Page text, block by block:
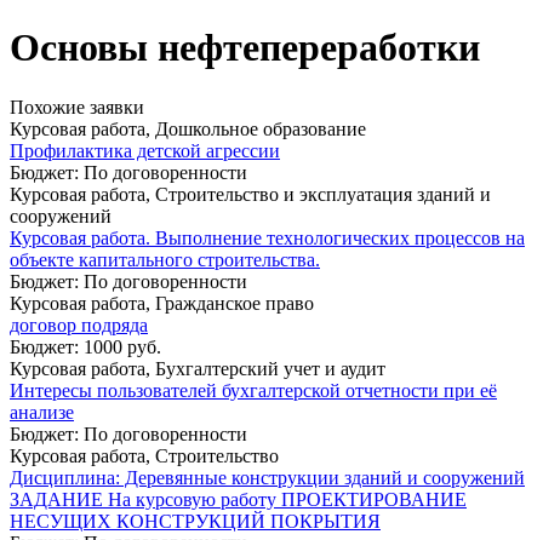
Основы нефтепереработки
Похожие заявки
Курсовая работа, Дошкольное образование
Профилактика детской агрессии
Бюджет: По договоренности
Курсовая работа, Строительство и эксплуатация зданий и
сооружений
Курсовая работа. Выполнение технологических процессов на
объекте капитального строительства.
Бюджет: По договоренности
Курсовая работа, Гражданское право
договор подряда
Бюджет: 1000 руб.
Курсовая работа, Бухгалтерский учет и аудит
Интересы пользователей бухгалтерской отчетности при её
анализе
Бюджет: По договоренности
Курсовая работа, Строительство
Дисциплина: Деревянные конструкции зданий и сооружений
ЗАДАНИЕ На курсовую работу ПРОЕКТИРОВАНИЕ
НЕСУЩИХ КОНСТРУКЦИЙ ПОКРЫТИЯ